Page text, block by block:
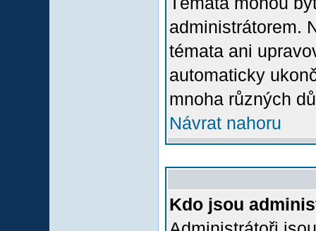
administrátorem.
témata ani
automaticky
mnoha různých
Návrat nahoru
Kdo jsou